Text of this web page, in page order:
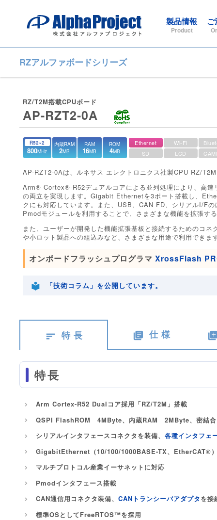
製品情報
Product
ご
RZアルファボードシリーズ
RZ/T2M搭載CPUボード
AP-RZT2-0A
R52×2
800MHz
内蔵RAM
2MB
RAM
16MB
ROM
4MB
Ethernet Wi-Fi
SD
LCD
AP-RZT2-0Aは、ルネサス エレクトロニクス社製CPU RZ/
Arm® Cortex®-R52デュアルコアによる並列処理により、高速
の両立を実現します。Gigabit Ethernetを3ポート搭載し、
クにも対応しています。また、USB、CAN FD、シリアルI/F
Pmodモジュールを利⽤することで、さまざまな機能を拡張す
また、ユーザーが開発した機能拡張基板と接続するためのコ
や小ロット製品への組込みなど、さまざまな用途で利用できま
オンボードフラッシュプログラマ XrossFlash
「技術コラム」を公開しています。
特 長 仕 様
特長
Arm Cortex-R52 Dualコア採用「RZ/T2M」搭載
QSPI FlashROM 4MByte、内蔵RAM 2MByte、密結
シリアルインタフェースコネクタを装備、 各種インタフェ
GigabitEthernet（10/100/1000BASE-TX、EtherCAT®
マルチプロトコル産業イーサネットに対応
Pmodインタフェース搭載
CAN通信用コネクタ装備、 CANトランシーバアダプタを接
標準OSとしてFreeRTOS™を採用